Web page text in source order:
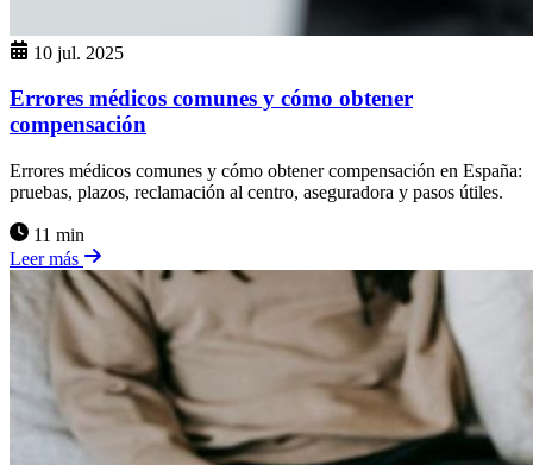
10 jul. 2025
Errores médicos comunes y cómo obtener
compensación
Errores médicos comunes y cómo obtener compensación en España:
pruebas, plazos, reclamación al centro, aseguradora y pasos útiles.
11 min
Leer más